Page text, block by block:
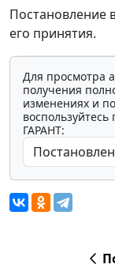
Постановление
его принятия.
Для просмотра
получения
изменениях и
ГАРАНТ: